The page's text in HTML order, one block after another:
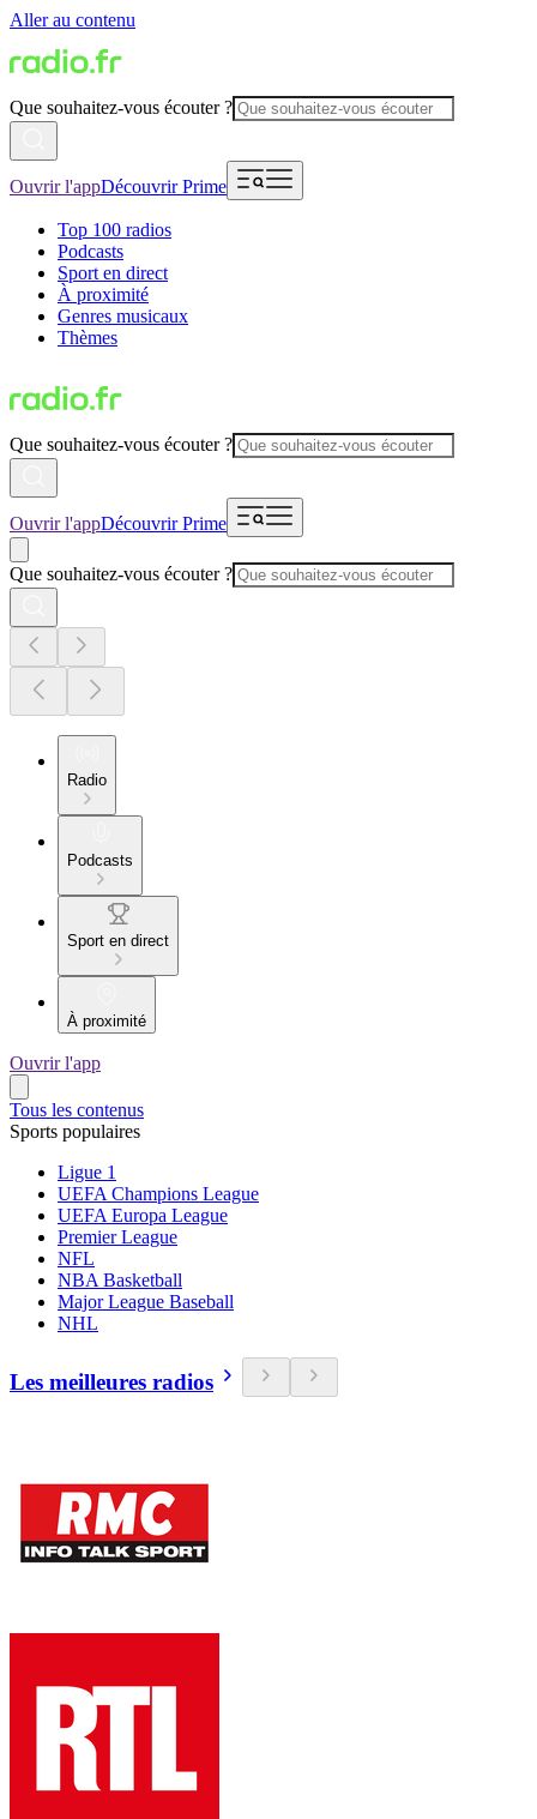
Aller au contenu
Que souhaitez-vous écouter ?
Ouvrir l'appDécouvrir Prime
Top 100 radios
Podcasts
Sport en direct
À proximité
Genres musicaux
Thèmes
Que souhaitez-vous écouter ?
Ouvrir l'appDécouvrir Prime
Que souhaitez-vous écouter ?
Radio
Podcasts
Sport en direct
À proximité
Ouvrir l'app
Tous les contenus
Sports populaires
Ligue 1
UEFA Champions League
UEFA Europa League
Premier League
NFL
NBA Basketball
Major League Baseball
NHL
Les meilleures radios